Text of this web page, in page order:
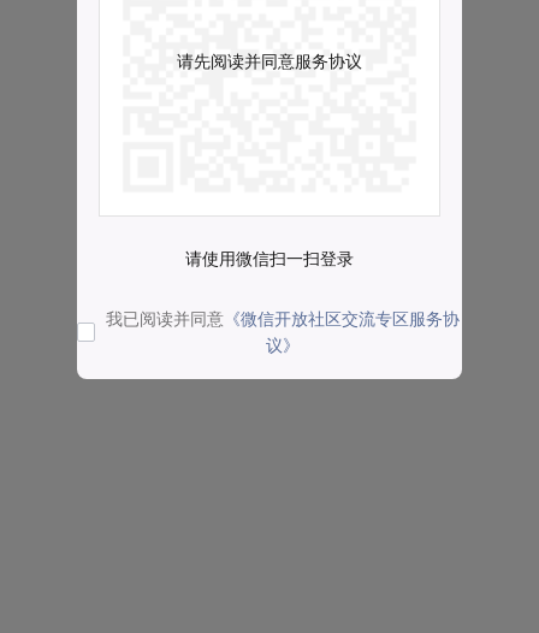
请先阅读并同意服务协议
请使用微信扫一扫登录
我已阅读并同意 《微信开放社区交流专区服务协
议》